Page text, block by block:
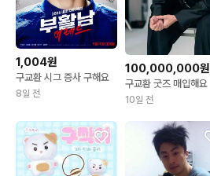
1,004원
구교환 시그 증사 구해요
8일 전
100,000,000원
구교환 굿즈 매입해요
10일 전